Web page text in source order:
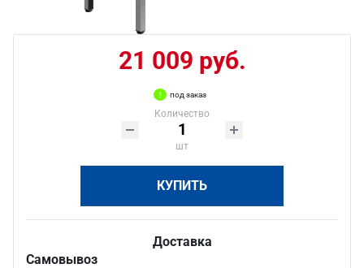
21 009 руб.
под заказ
Количество
шт
КУПИТЬ
Доставка
Самовывоз